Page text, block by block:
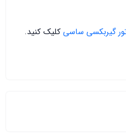
گیربکسی ساسی کلیک کنید.